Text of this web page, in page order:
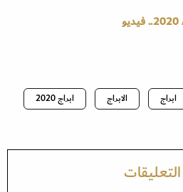
ابراج الابراج ابراج 2020
التعليقات